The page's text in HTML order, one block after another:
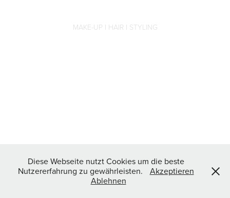
MAKE-UP I HAIR I STYLING
Diese Webseite nutzt Cookies um die beste
Nutzererfahrung zu gewährleisten.
Akzeptieren
Ablehnen